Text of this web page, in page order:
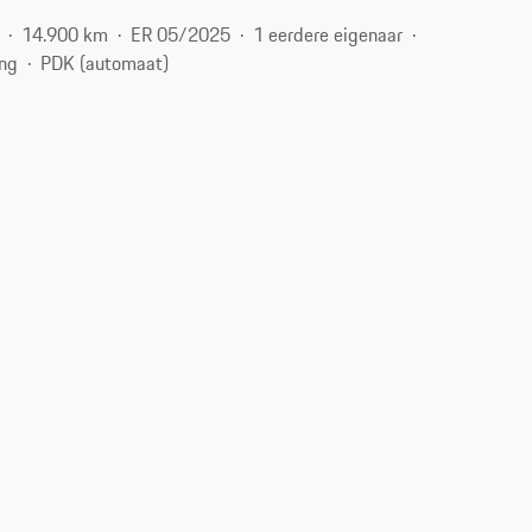
14.900 km ER 05/2025
1 eerdere eigenaar
PDK (automaat)